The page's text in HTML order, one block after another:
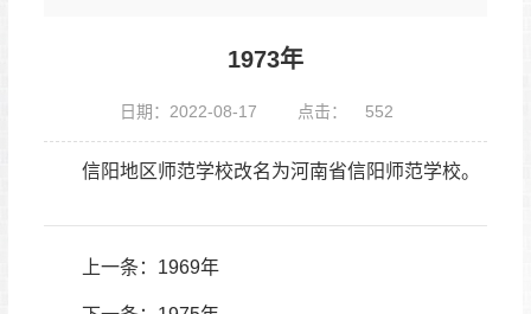
1973年
日期：2022-08-17 点击： 552
信阳地区师范学校改名为河南省信阳师范学校。
上一条： 1969年